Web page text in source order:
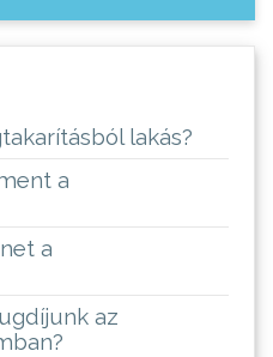
lakás?
a
a
az